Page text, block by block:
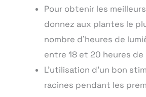
Pour obtenir les
donnez aux plantes le
nombre d’heures de
entre 18 et 20 heures de
L’utilisation d’un bon
racines pendant les